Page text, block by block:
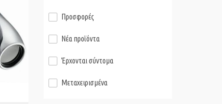
Προσφορές
Νέα προϊόντα
Έρχονται σύντομα
Μεταχειρισμένα